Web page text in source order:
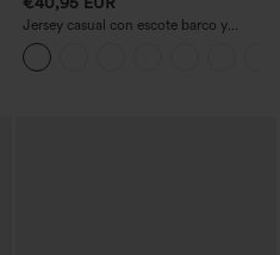
Jersey casual con escote barco y
mangas murciélago